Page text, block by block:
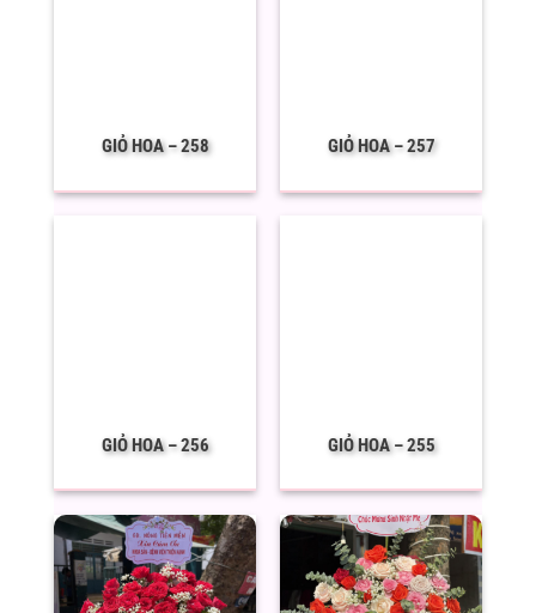
GIỎ HOA – 258 GIỎ HOA – 257
GIỎ HOA – 256 GIỎ HOA – 255